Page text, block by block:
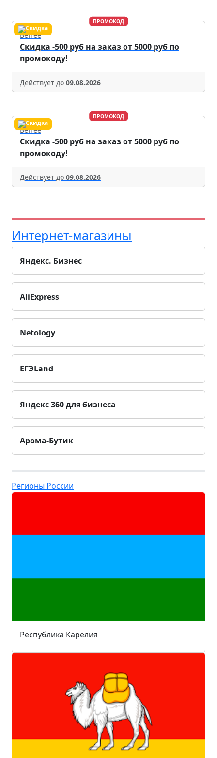
ПРОМОКОД
Befree
Скидка -500 руб на заказ от 5000 руб по
промокоду!
Действует до 09.08.2026
ПРОМОКОД
Befree
Скидка -500 руб на заказ от 5000 руб по
промокоду!
Действует до 09.08.2026
Интернет-магазины
Яндекс. Бизнес
AliExpress
Netology
ЕГЭLand
Яндекс 360 для бизнеса
Арома-Бутик
Регионы России
Республика Карелия